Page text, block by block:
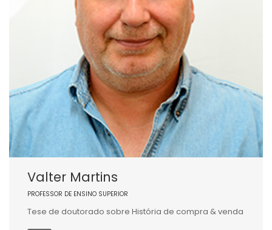
Valter Martins
PROFESSOR DE ENSINO SUPERIOR
Tese de doutorado sobre História de compra & venda